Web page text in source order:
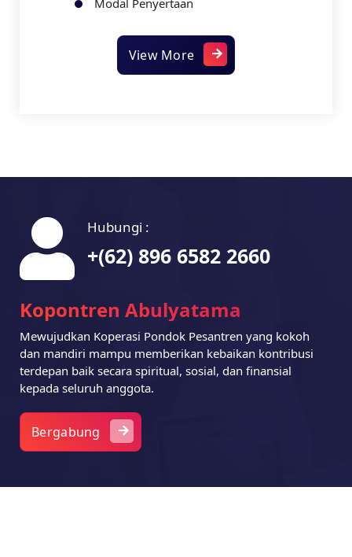
Modal Penyertaan
View More
Hubungi :
+(62) 896 6582 2660
Kopontren Abulyatama
Mewujudkan Koperasi Pondok Pesantren yang kokoh
dan mandiri mampu memberikan kebaikan kontribusi
terdepan baik secara spiritual, sosial, dan finansial
kepada seluruh anggota.
Bergabung